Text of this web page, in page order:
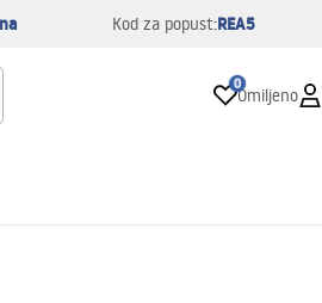
Kod za popust:REA5
0
Omiljeno